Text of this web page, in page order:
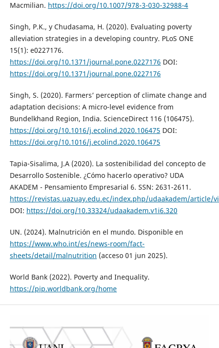
Macmilian. https://doi.org/10.1007/978-3-030-32988-4
Singh, P.K., y Chudasama, H. (2020). Evaluating poverty
alleviation strategies in a developing country. PLoS ONE
15(1): e0227176.
https://doi.org/10.1371/journal.pone.0227176 DOI:
https://doi.org/10.1371/journal.pone.0227176
Singh, S. (2020). Farmers’ perception of climate change and
adaptation decisions: A micro-level evidence from
Bundelkhand Region, India. ScienceDirect 116 (106475).
https://doi.org/10.1016/j.ecolind.2020.106475 DOI:
https://doi.org/10.1016/j.ecolind.2020.106475
Tapia-Sisalima, J.A (2020). La sostenibilidad del concepto de
Desarrollo Sostenible. ¿Cómo hacerlo operativo? UDA
AKADEM - Pensamiento Empresarial 6. SSN: 2631-2611.
https://revistas.uazuay.edu.ec/index.php/udaakadem/article/
DOI: https://doi.org/10.33324/udaakadem.v1i6.320
UN. (2024). Malnutrición en el mundo. Disponible en
https://www.who.int/es/news-room/fact-
sheets/detail/malnutrition (acceso 01 jun 2025).
World Bank (2022). Poverty and Inequality.
https://pip.worldbank.org/home